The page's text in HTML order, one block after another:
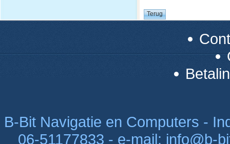
B-Bit Navigatie en Computers -
06-51177833 - e-mail: info@b-